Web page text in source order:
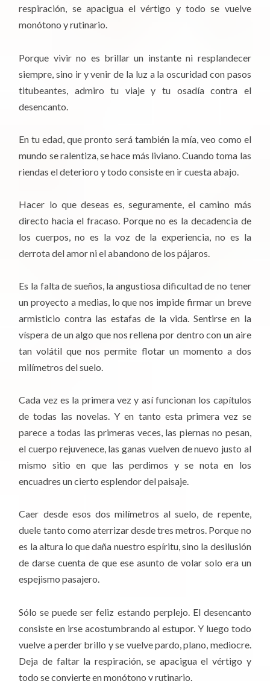
respiración, se apacigua el vértigo y todo se vuelve
monótono y rutinario.
Porque vivir no es brillar un instante ni resplandecer
siempre, sino ir y venir de la luz a la oscuridad con pasos
titubeantes, admiro tu viaje y tu osadía contra el
desencanto.
En tu edad, que pronto será también la mía, veo como el
mundo se ralentiza, se hace más liviano. Cuando toma las
riendas el deterioro y todo consiste en ir cuesta abajo.
Hacer lo que deseas es, seguramente, el camino más
directo hacia el fracaso. Porque no es la decadencia de
los cuerpos, no es la voz de la experiencia, no es la
derrota del amor ni el abandono de los pájaros.
Es la falta de sueños, la angustiosa dificultad de no tener
un proyecto a medias, lo que nos impide firmar un breve
armisticio contra las estafas de la vida. Sentirse en la
víspera de un algo que nos rellena por dentro con un aire
tan volátil que nos permite flotar un momento a dos
milímetros del suelo.
Cada vez es la primera vez y así funcionan los capítulos
de todas las novelas. Y en tanto esta primera vez se
parece a todas las primeras veces, las piernas no pesan,
el cuerpo rejuvenece, las ganas vuelven de nuevo justo al
mismo sitio en que las perdimos y se nota en los
encuadres un cierto esplendor del paisaje.
Caer desde esos dos milímetros al suelo, de repente,
duele tanto como aterrizar desde tres metros. Porque no
es la altura lo que daña nuestro espíritu, sino la desilusión
de darse cuenta de que ese asunto de volar solo era un
espejismo pasajero.
Sólo se puede ser feliz estando perplejo. El desencanto
consiste en irse acostumbrando al estupor. Y luego todo
vuelve a perder brillo y se vuelve pardo, plano, mediocre.
Deja de faltar la respiración, se apacigua el vértigo y
todo se convierte en monótono y rutinario.